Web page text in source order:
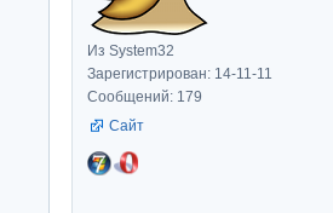
Из System32
Зарегистрирован: 14-11-11
Сообщений: 179
Сайт